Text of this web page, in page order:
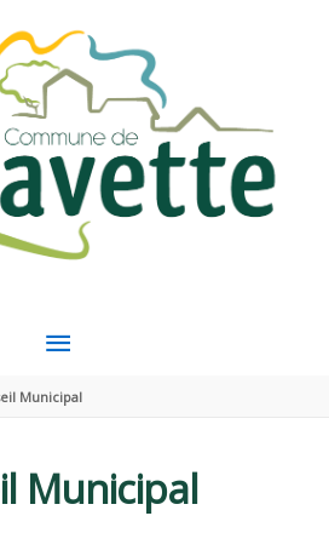
MENU
PRINCIPAL
Municipal
Municipal